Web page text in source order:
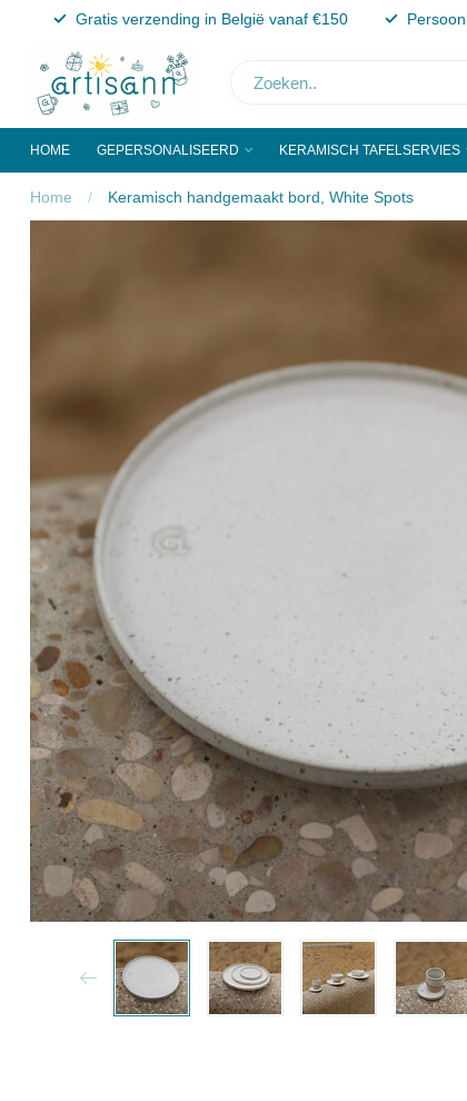
Gratis verzending in België vanaf €150
HOME GEPERSONALISEERD KERAMISCH TAFELSERVIES
Home / Keramisch handgemaakt bord, White Spots